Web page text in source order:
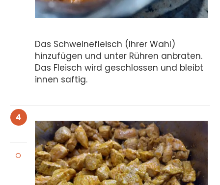
Das Schweinefleisch (Ihrer Wahl)
hinzufügen und unter Rühren anbraten.
Das Fleisch wird geschlossen und bleibt
innen saftig.
4